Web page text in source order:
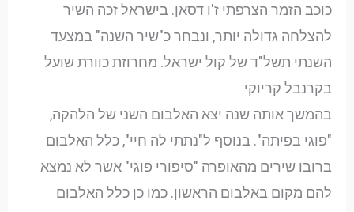
כוכב הזמר הצרפתי ז'ו דסאן. בישראל זכה השיר
להצלחה גדולה יותר, ונבחר כ"שיר השנה" במצעד
השנתי תשל"ד של קול ישראל. מחרוזת כוורת שועל
בקרנבל קריוקי
בהמשך אותה שנה יצא האלבום השני של הלהקה,
"פוגי בפיתה". בנוסף ל"נתתי לה חיי", כלל האלבום
ברובו שירים מהאופרה "סיפורי פוגי" אשר לא נמצא
להם מקום באלבום הראשון. כמו כן כלל האלבום